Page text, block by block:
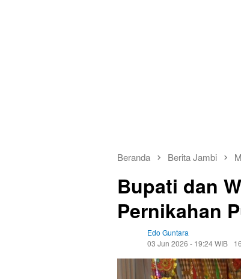
Beranda Berita Jambi
Bupati dan
Pernikahan
Edo Guntara
03 Jun 2026 - 19:24 WIB